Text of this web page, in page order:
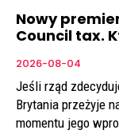
Nowy
Council tax.
2026-08-04
Jeśli rząd
Brytania przeżyje
momentu jego